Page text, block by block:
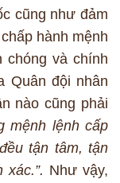
cũng như đảm
hành mệnh
chóng và chính
Quân đội nhân
nào cũng phải
mệnh lệnh cấp
tận tâm, tận
Như vậy,